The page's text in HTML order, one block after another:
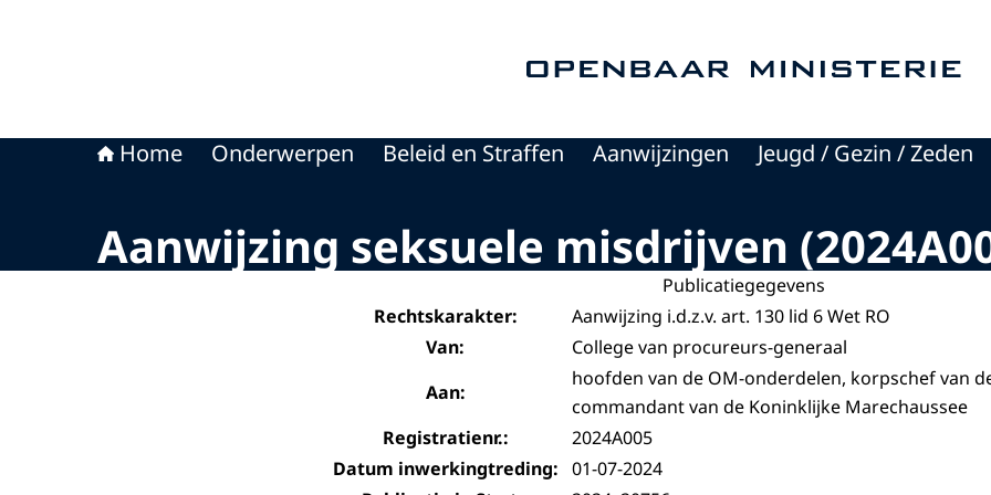
Home Onderwerpen Beleid en Straffen Aanwijzingen Jeugd / Gezin / Zeden
Aanwijzing seksuele misdrijven
Publicatiegegevens
Rechtskarakter:
Aanwijzing i.d.z.v. art. 130 lid 6 Wet RO
Van:
College van procureurs-generaal
Aan:
hoofden van de OM-onderdelen, korpschef van
commandant van de Koninklijke Marechaussee
Registratienr.:
2024A005
Datum inwerkingtreding: 01-07-2024